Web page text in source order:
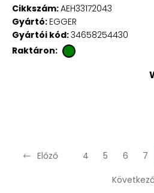
Cikkszám:AEH33172043
Gyártó: EGGER
Gyártói kód:34658254430
Raktáron:
Előző 4 5 6 7